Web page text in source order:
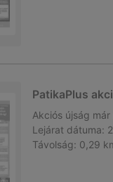
PatikaPlus
Akciós újság már
Lejárat dátuma:
Távolság: 0,29